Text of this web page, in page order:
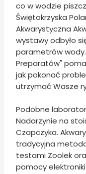
co w wodzie
Świętokrzyska
Akwarystyczna
wystawy odbyło
parametrów wody.
Preparatów"
jak pokonać
utrzymać Wasze
Podobne
Nadarzynie na
Czapczyka.
tradycyjna
testami Zoolek
pomocy